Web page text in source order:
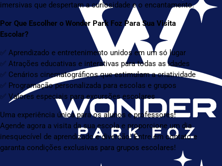
imersivas que despertam a curiosidade e o encantamento.
Por Que Escolher o Wonder Park Foz Para Sua Visita
Escolar?
✅ Aprendizado e entretenimento unidos em um só lugar
✅ Atrações educativas e interativas para todas as idades
✅ Cenários cinematográficos que estimulam a criatividade
✅ Programação personalizada para escolas e grupos
✅ Valores especiais para excursões escolares
Uma experiência única para os alunos e professores!
Agende agora a visita da sua escola e proporcione um dia
inesquecível de aprendizado e diversão! Entre em contato e
garanta condições exclusivas para grupos escolares!